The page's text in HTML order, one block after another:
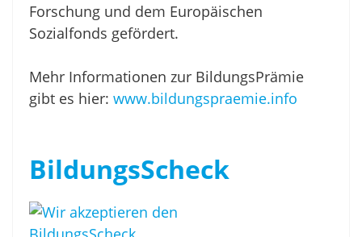
Forschung und dem Europäischen
Sozialfonds gefördert.
Mehr Informationen zur BildungsPrämie
gibt es hier: www.bildungspraemie.info
BildungsScheck